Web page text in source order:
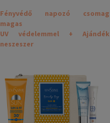
Fényvédő napozó csomag
magas
UV védelemmel + Ajándék
neszeszer